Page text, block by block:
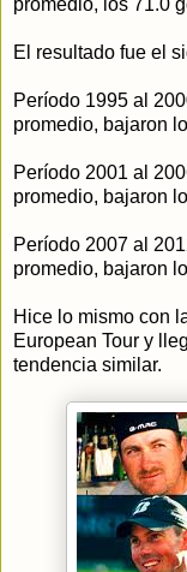
El resultado fue el
Período 1995 al
promedio, bajaron
Período 2001 al
promedio, bajaron
Período 2007 al
promedio, bajaron
Hice lo mismo con
European Tour y
tendencia similar.